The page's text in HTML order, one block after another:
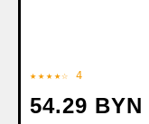
★★★★☆ 4
54.29 BYN